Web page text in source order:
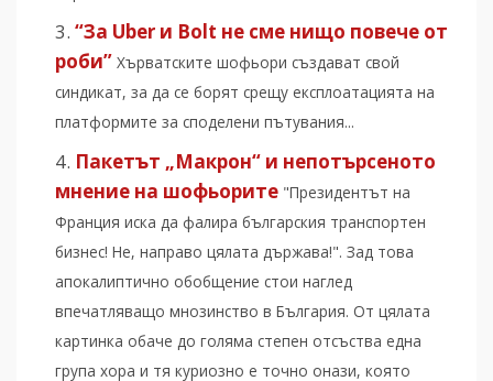
“За Uber и Bolt не сме нищо повече от
роби” Хърватските шофьори създават свой
синдикат, за да се борят срещу експлоатацията на
платформите за споделени пътувания...
Пакетът „Макрон“ и непотърсеното
мнение на шофьорите "Президентът на
Франция иска да фалира българския транспортен
бизнес! Не, направо цялата държава!". Зад това
апокалиптично обобщение стои наглед
впечатляващо мнозинство в България. От цялата
картинка обаче до голяма степен отсъства една
група хора и тя куриозно е точно онази, която